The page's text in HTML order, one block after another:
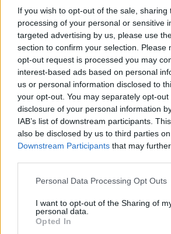
If you wish to opt-out of the sale, sharing
processing of your personal or sensitive
targeted advertising by us, please use
section to confirm your selection. Please
opt-out request is processed you may
interest-based ads based on personal
us or personal information disclosed to
your opt-out. You may separately opt-
disclosure of your personal information
IAB’s list of downstream participants.
also be disclosed by us to third parties
Downstream Participants that may
Please note that this website/app uses
not limited to your visit or usage
grant or deny consent to Google and its
use your data for below specified
Personal Data Processing Opt Outs
I want to opt-out of the Sharing of
personal data.
Opted In
Η καλύτερη για: να πάρετε
πραγματικά ξεχωριστό
Ίσως η πιο ουσιαστικά γερμανική
αγορά, ηChristkindlesmarkt της
είναι –κυριολεκτικά– ένα λαμπρό
χειμωνιάτικης ζεστασιάς. Με
ανεξάρτητους πωλητές που
χειροτεχνίες (σκεφτείτε κεριά από
παρασκευές από αποξηραμένα
χριστουγεννιάτικες αγορές σας